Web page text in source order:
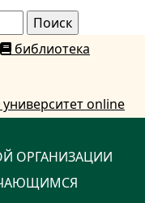
библиотека
университет online
ОРГАНИЗАЦИИ